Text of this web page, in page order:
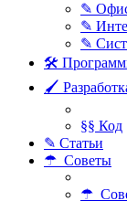
✎
✎
✎
🛠
🖌
§§ Код
✎ Статьи
☂ Советы
☂